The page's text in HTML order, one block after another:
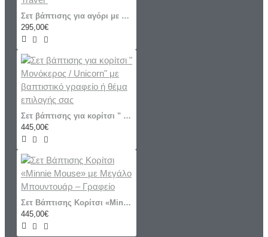
Σετ βάπτισης για αγόρι με βαλίτσα ζωγραφισμένη σε θέμα τα ταξίδια «World Travel”
295,00€
Σετ βάπτισης για κορίτσι " Μονόκερος / Unicorn" με βαπτιστικό γραφείο ή θέμα επιλογής σας
445,00€
Σετ Βάπτισης Κορίτσι «Minnie Mouse» με Μεγάλο Μπουντουάρ – Γραφείο
445,00€